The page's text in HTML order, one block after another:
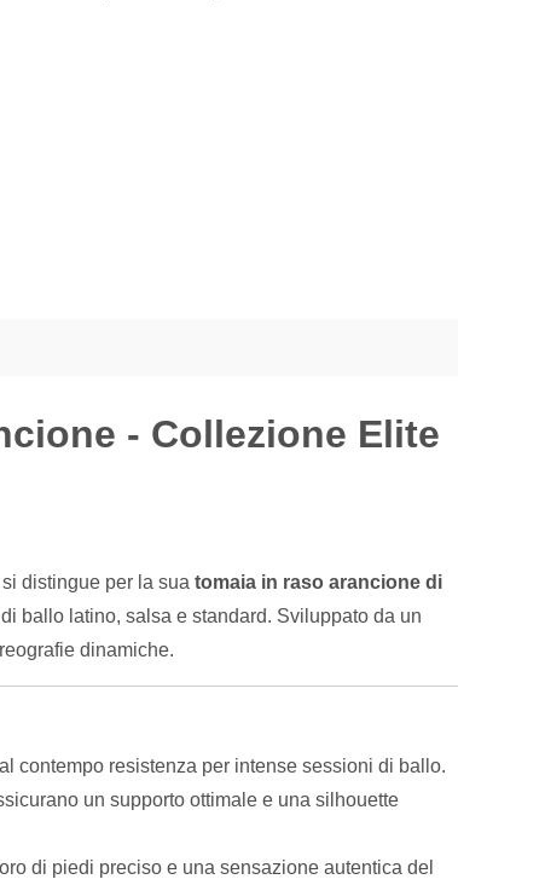
- Collezione Elite
distingue per la sua tomaia in raso arancione di
ballo latino, salsa e standard. Sviluppato da un
dinamiche.
contempo resistenza per intense sessioni di ballo.
un supporto ottimale e una silhouette
di piedi preciso e una sensazione autentica del